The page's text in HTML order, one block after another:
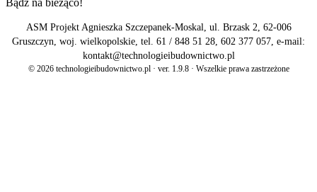
ASM Projekt Agnieszka Szczepanek-Moskal, ul. Brzask 2, 62-006
Gruszczyn, woj. wielkopolskie, tel. 61 / 848 51 28, 602 377 057, e-mail:
kontakt@technologieibudownictwo.pl
© 2026 technologieibudownictwo.pl · ver. 1.9.8 · Wszelkie prawa zastrzeżone